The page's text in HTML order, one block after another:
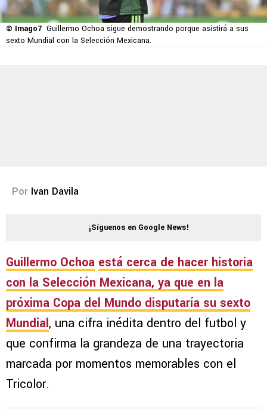
© Imago7 Guillermo Ochoa sigue demostrando porque asistirá a sus
sexto Mundial con la Selección Mexicana.
Por Ivan Davila
¡Síguenos en Google News!
Guillermo Ochoa está cerca de hacer historia
con la Selección Mexicana, ya que en la
próxima Copa del Mundo disputaría su sexto
Mundial, una cifra inédita dentro del futbol y
que confirma la grandeza de una trayectoria
marcada por momentos memorables con el
Tricolor.